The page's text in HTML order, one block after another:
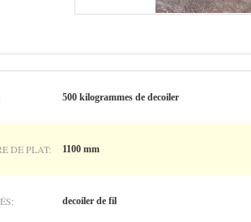
500 kilogrammes de decoiler
DE PLAT: 1100 mm
decoiler de fil